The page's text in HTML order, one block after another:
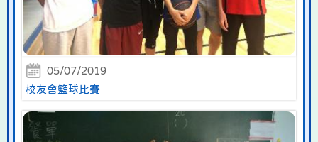
05/07/2019
校友會籃球比賽